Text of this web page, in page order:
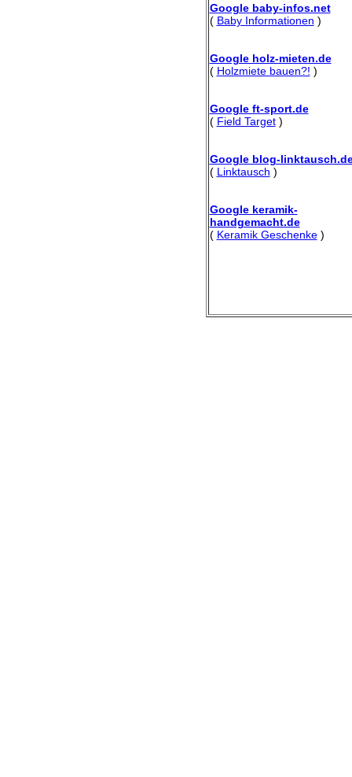
Google baby-infos.net
( Baby Informationen )
Google holz-mieten.de
( Holzmiete bauen?! )
Google ft-sport.de
( Field Target)
Google blog-
( Linktausch )
Google keramik-
handgemacht.de
( Keramik Geschenke)